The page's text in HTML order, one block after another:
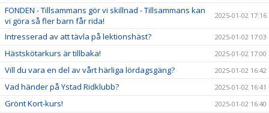
FONDEN - Tillsammans gör vi skillnad - Tillsammans kan
vi göra så fler barn får rida!
2025-01-02 17:16
Intresserad av att tävla på lektionshäst? 2025-01-02 17:03
Hästskötarkurs är tillbaka! 2025-01-02 17:00
Vill du vara en del av vårt härliga lördagsgäng? 2025-01-02 16:42
Vad händer på Ystad Ridklubb? 2025-01-02 16:41
Grönt Kort-kurs! 2025-01-02 16:40